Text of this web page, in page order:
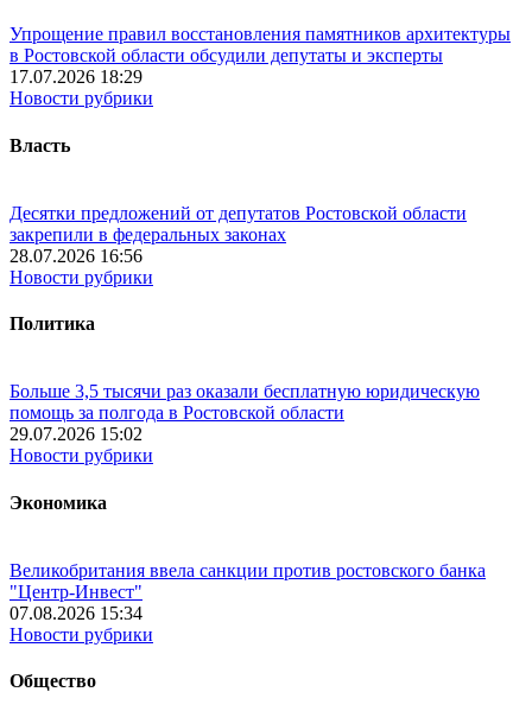
Упрощение правил восстановления памятников архитектуры
в Ростовской области обсудили депутаты и эксперты
17.07.2026 18:29
Новости рубрики
Власть
Десятки предложений от депутатов Ростовской области
закрепили в федеральных законах
28.07.2026 16:56
Новости рубрики
Политика
Больше 3,5 тысячи раз оказали бесплатную юридическую
помощь за полгода в Ростовской области
29.07.2026 15:02
Новости рубрики
Экономика
Великобритания ввела санкции против ростовского банка
"Центр-Инвест"
07.08.2026 15:34
Новости рубрики
Общество